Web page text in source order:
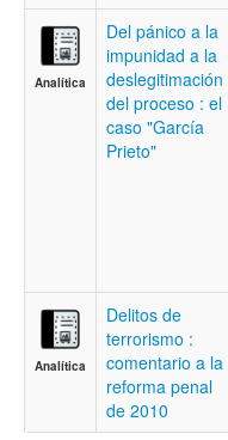
Analítica
Del pánico a la
impunidad a la
deslegitimación
del proceso : el
caso "García
Prieto"
Analítica
Delitos de
terrorismo :
comentario a la
reforma penal
de 2010